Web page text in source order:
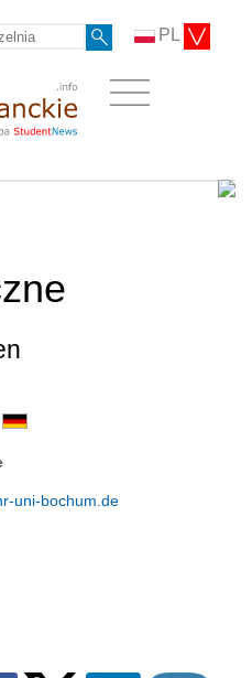
PL
uni-bochum.de